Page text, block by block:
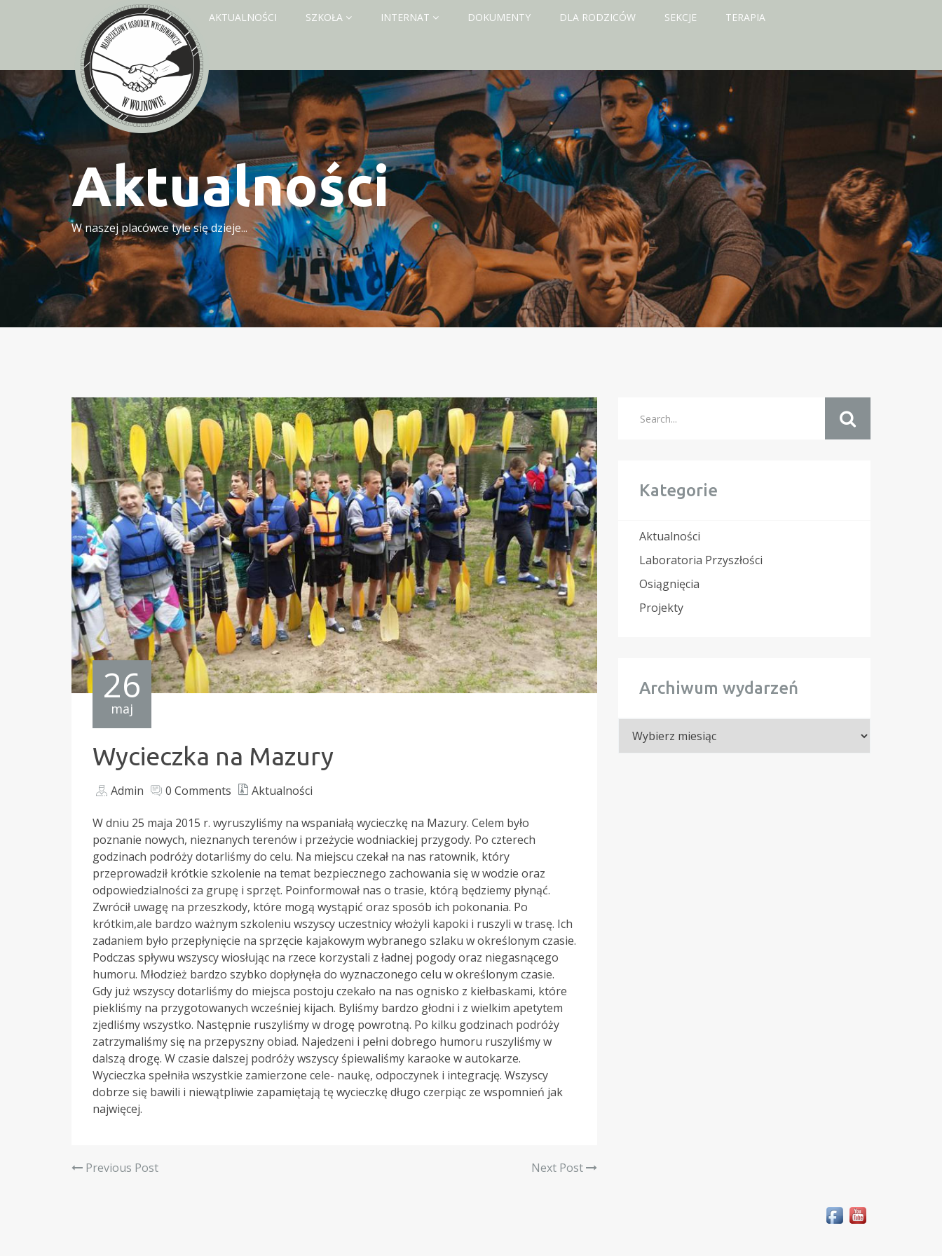
START AKTUALNOŚCI SZKOŁA INTERNAT DOKUMENTY DLA RODZICÓW SEKCJE TERAPIA
KONTAKT
Aktualności
W naszej placówce tyle się dzieje...
26
maj
Wycieczka na Mazury
Admin 0 Comments Aktualności
W dniu 25 maja 2015 r. wyruszyliśmy na wspaniałą wycieczkę na Mazury. Celem było
poznanie nowych, nieznanych terenów i przeżycie wodniackiej przygody. Po czterech
godzinach podróży dotarliśmy do celu. Na miejscu czekał na nas ratownik, który
przeprowadził krótkie szkolenie na temat bezpiecznego zachowania się w wodzie oraz
odpowiedzialności za grupę i sprzęt. Poinformował nas o trasie, którą będziemy płynąć.
Zwrócił uwagę na przeszkody, które mogą wystąpić oraz sposób ich pokonania. Po
krótkim,ale bardzo ważnym szkoleniu wszyscy uczestnicy włożyli kapoki i ruszyli w trasę. Ich
zadaniem było przepłynięcie na sprzęcie kajakowym wybranego szlaku w określonym czasie.
Podczas spływu wszyscy wiosłując na rzece korzystali z ładnej pogody oraz niegasnącego
humoru. Młodzież bardzo szybko dopłynęła do wyznaczonego celu w określonym czasie.
Gdy już wszyscy dotarliśmy do miejsca postoju czekało na nas ognisko z kiełbaskami, które
piekliśmy na przygotowanych wcześniej kijach. Byliśmy bardzo głodni i z wielkim apetytem
zjedliśmy wszystko. Następnie ruszyliśmy w drogę powrotną. Po kilku godzinach podróży
zatrzymaliśmy się na przepyszny obiad. Najedzeni i pełni dobrego humoru ruszyliśmy w
dalszą drogę. W czasie dalszej podróży wszyscy śpiewaliśmy karaoke w autokarze.
Wycieczka spełniła wszystkie zamierzone cele- naukę, odpoczynek i integrację. Wszyscy
dobrze się bawili i niewątpliwie zapamiętają tę wycieczkę długo czerpiąc ze wspomnień jak
najwięcej.
Previous Post Next Post
Kategorie
Aktualności
Laboratoria Przyszłości
Osiągnięcia
Projekty
Archiwum wydarzeń
wydarzeń